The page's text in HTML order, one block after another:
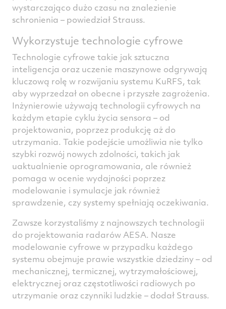
wystarczająco dużo czasu na znalezienie
schronienia – powiedział Strauss.
Wykorzystuje technologie cyfrowe
Technologie cyfrowe takie jak sztuczna
inteligencja oraz uczenie maszynowe odgrywają
kluczową rolę w rozwijaniu systemu KuRFS, tak
aby wyprzedzał on obecne i przyszłe zagrożenia.
Inżynierowie używają technologii cyfrowych na
każdym etapie cyklu życia sensora – od
projektowania, poprzez produkcję aż do
utrzymania. Takie podejście umożliwia nie tylko
szybki rozwój nowych zdolności, takich jak
uaktualnienie oprogramowania, ale również
pomaga w ocenie wydajności poprzez
modelowanie i symulacje jak również
sprawdzenie, czy systemy spełniają oczekiwania.
Zawsze korzystaliśmy z najnowszych technologii
do projektowania radarów AESA. Nasze
modelowanie cyfrowe w przypadku każdego
systemu obejmuje prawie wszystkie dziedziny – od
mechanicznej, termicznej, wytrzymałościowej,
elektrycznej oraz częstotliwości radiowych po
utrzymanie oraz czynniki ludzkie – dodał Strauss.